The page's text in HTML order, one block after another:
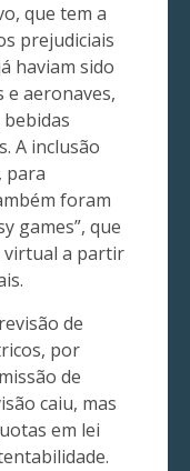
que tem a
prejudiciais
haviam sido
e aeronaves,
A inclusão
para
foram
games”, que
virtual a partir
de
por
de
caiu, mas
em lei